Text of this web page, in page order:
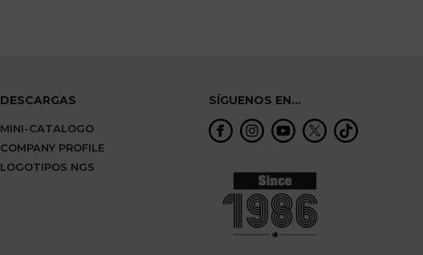
DESCARGAS
MINI-CATALOGO
COMPANY PROFILE
LOGOTIPOS NGS
SÍGUENOS EN...